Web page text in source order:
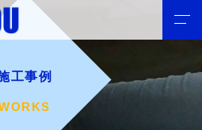
工事例